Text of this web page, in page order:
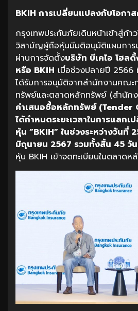
BKIH การเปลี่ยนแปลงกับโอกา
กรุงเทพประกันภัยเดินหน้าเข้าสู่ก้า
วิสามัญผู้ถือหุ้นมีมติอนุมัติแผนการ
ผ่านการจัดตั้งบริษัท บีเคไอ โฮล
หรือ BKIH เมื่อช่วงปลายปี
ได้รับการอนุมัติจากสำนักงานคณะ
ทรัพย์และตลาดหลักทรัพย์ (สำนัก
คำเสนอซื้อหลักทรัพย์ (Tender
ได้กำหนดระยะเวลาในการแลกเ
หุ้น “BKIH” ในช่วงระหว่างวันที่
มิถุนายน 2567 รวมทั้งสิ้น 45 วั
หุ้น BKIH เข้าจดทะเบียนในตลาด